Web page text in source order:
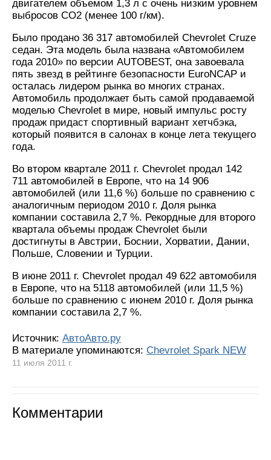
двигателем объемом 1,3 л с очень низким уровнем
выбросов CO2 (менее 100 г/км).
Было продано 36 317 автомобилей Chevrolet Cruze
седан. Эта модель была названа «Автомобилем
года 2010» по версии AUTOBEST, она завоевала
пять звезд в рейтинге безопасности EuroNCAP и
осталась лидером рынка во многих странах.
Автомобиль продолжает быть самой продаваемой
моделью Chevrolet в мире, новый импульс росту
продаж придаст спортивный вариант хетчбэка,
который появится в салонах в конце лета текущего
года.
Во втором квартале 2011 г. Chevrolet продал 142
711 автомобилей в Европе, что на 14 906
автомобилей (или 11,6 %) больше по сравнению с
аналогичным периодом 2010 г. Доля рынка
компании составила 2,7 %. Рекордные для второго
квартала объемы продаж Chevrolet были
достигнуты в Австрии, Боснии, Хорватии, Дании,
Польше, Словении и Турции.
В июне 2011 г. Chevrolet продал 49 622 автомобиля
в Европе, что на 5118 автомобилей (или 11,5 %)
больше по сравнению с июнем 2010 г. Доля рынка
компании составила 2,7 %.
Источник: АвтоАвто.ру
В материале упоминаются: Chevrolet Spark NEW
11 июля 2011 г.
Комментарии